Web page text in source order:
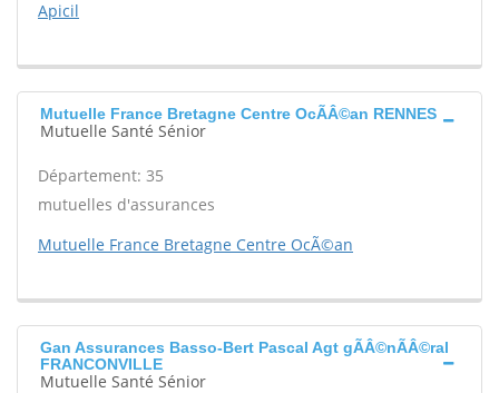
Apicil
Mutuelle France Bretagne Centre OcÃÂ©an RENNES
Mutuelle Santé Sénior
Département: 35
mutuelles d'assurances
Mutuelle France Bretagne Centre OcÃ©an
Gan Assurances Basso-Bert Pascal Agt gÃÂ©nÃÂ©ral
FRANCONVILLE
Mutuelle Santé Sénior